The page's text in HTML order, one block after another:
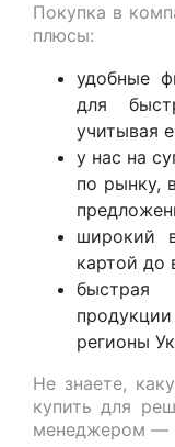
Покупка в
плюсы:
удобные
для
учитывая
у нас на
по рынку,
широкий
картой до
быстрая
регионы
Не знаете,
купить для
менеджером —